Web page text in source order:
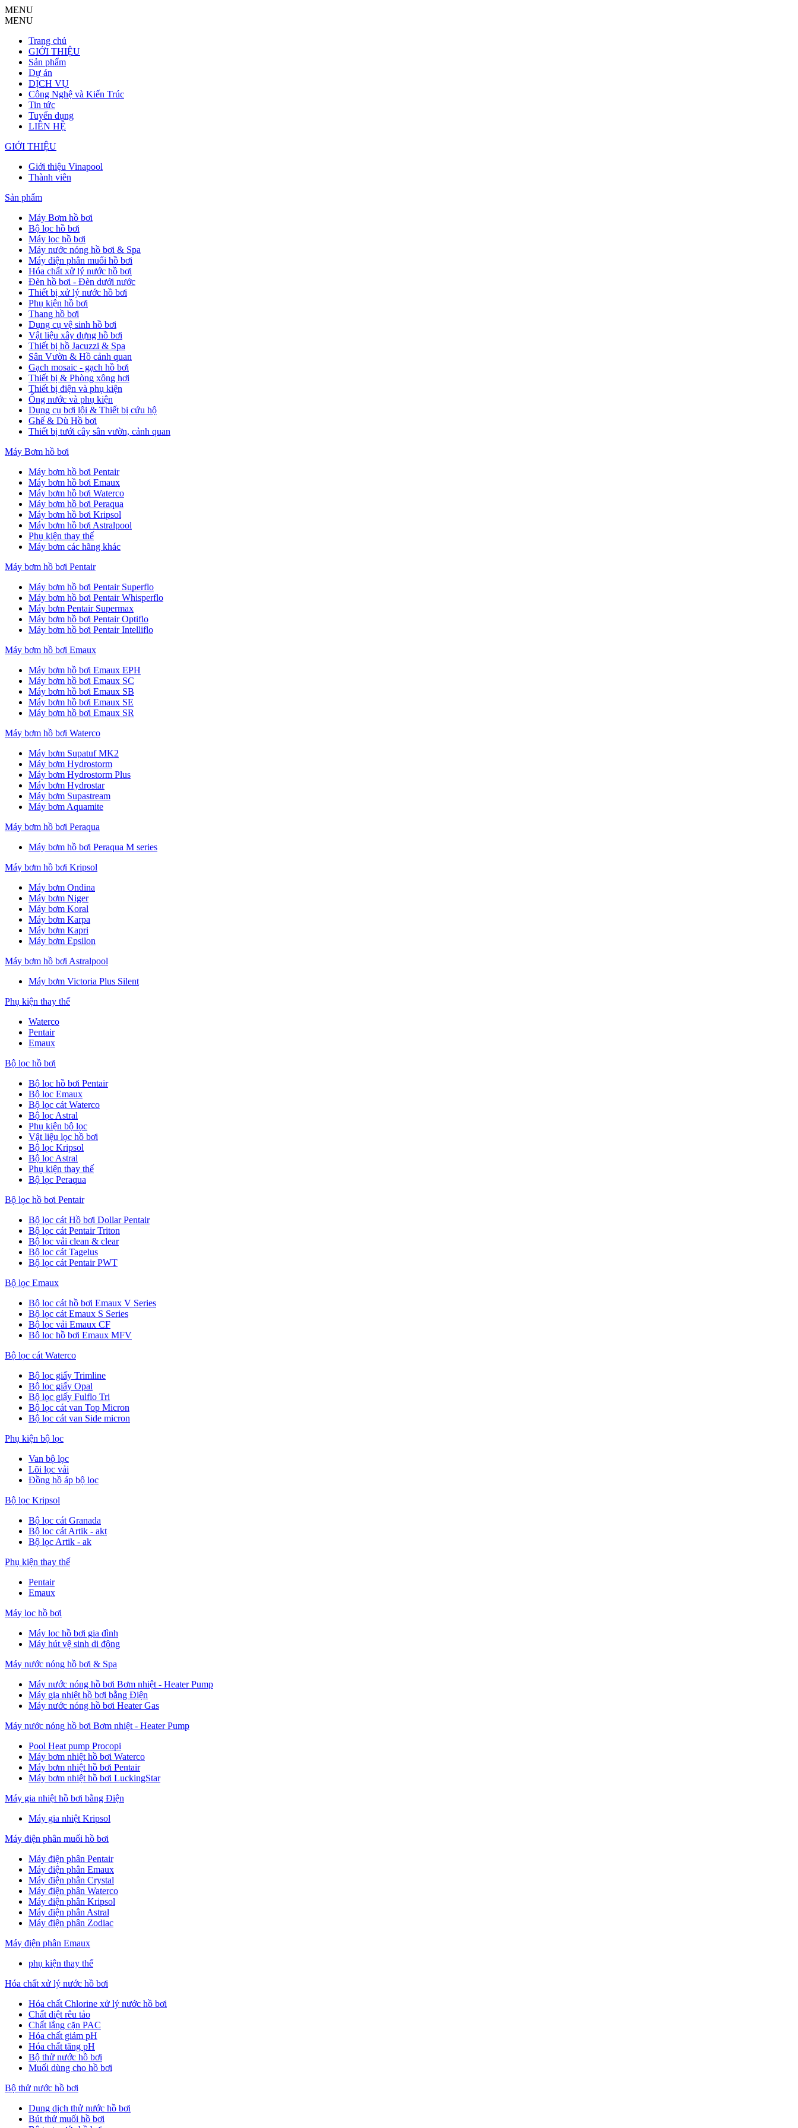
MENU
MENU
Trang chủ
GIỚI THIỆU
Sản phẩm
Dự án
DỊCH VỤ
Công Nghệ và Kiến Trúc
Tin tức
Tuyển dụng
LIÊN HỆ
GIỚI THIỆU
Giới thiệu Vinapool
Thành viên
Sản phẩm
Máy Bơm hồ bơi
Bộ lọc hồ bơi
Máy lọc hồ bơi
Máy nước nóng hồ bơi & Spa
Máy điện phân muối hồ bơi
Hóa chất xử lý nước hồ bơi
Đèn hồ bơi - Đèn dưới nước
Thiết bị xử lý nước hồ bơi
Phụ kiện hồ bơi
Thang hồ bơi
Dụng cụ vệ sinh hồ bơi
Vật liệu xây dựng hồ bơi
Thiết bị hồ Jacuzzi & Spa
Sân Vườn & Hồ cảnh quan
Gạch mosaic - gạch hồ bơi
Thiết bị & Phòng xông hơi
Thiết bị điện và phụ kiện
Ống nước và phụ kiện
Dụng cụ bơi lội & Thiết bị cứu hộ
Ghế & Dù Hồ bơi
Thiết bị tưới cây sân vườn, cảnh quan
Máy Bơm hồ bơi
Máy bơm hồ bơi Pentair
Máy bơm hồ bơi Emaux
Máy bơm hồ bơi Waterco
Máy bơm hồ bơi Peraqua
Máy bơm hồ bơi Kripsol
Máy bơm hồ bơi Astralpool
Phụ kiện thay thế
Máy bơm các hãng khác
Máy bơm hồ bơi Pentair
Máy bơm hồ bơi Pentair Superflo
Máy bơm hồ bơi Pentair Whisperflo
Máy bơm Pentair Supermax
Máy bơm hồ bơi Pentair Optiflo
Máy bơm hồ bơi Pentair Intelliflo
Máy bơm hồ bơi Emaux
Máy bơm hồ bơi Emaux EPH
Máy bơm hồ bơi Emaux SC
Máy bơm hồ bơi Emaux SB
Máy bơm hồ bơi Emaux SE
Máy bơm hồ bơi Emaux SR
Máy bơm hồ bơi Waterco
Máy bơm Supatuf MK2
Máy bơm Hydrostorm
Máy bơm Hydrostorm Plus
Máy bơm Hydrostar
Máy bơm Supastream
Máy bơm Aquamite
Máy bơm hồ bơi Peraqua
Máy bơm hồ bơi Peraqua M series
Máy bơm hồ bơi Kripsol
Máy bơm Ondina
Máy bơm Niger
Máy bơm Koral
Máy bơm Karpa
Máy bơm Kapri
Máy bơm Epsilon
Máy bơm hồ bơi Astralpool
Máy bơm Victoria Plus Silent
Phụ kiện thay thế
Waterco
Pentair
Emaux
Bộ lọc hồ bơi
Bộ lọc hồ bơi Pentair
Bộ lọc Emaux
Bộ lọc cát Waterco
Bộ lọc Astral
Phụ kiện bộ lọc
Vật liệu lọc hồ bơi
Bộ lọc Kripsol
Bộ lọc Astral
Phụ kiện thay thế
Bộ lọc Peraqua
Bộ lọc hồ bơi Pentair
Bộ lọc cát Hồ bơi Dollar Pentair
Bộ lọc cát Pentair Triton
Bộ lọc vải clean & clear
Bộ lọc cát Tagelus
Bộ lọc cát Pentair PWT
Bộ lọc Emaux
Bộ lọc cát hồ bơi Emaux V Series
Bộ lọc cát Emaux S Series
Bộ lọc vải Emaux CF
Bô lọc hồ bơi Emaux MFV
Bộ lọc cát Waterco
Bộ lọc giấy Trimline
Bộ lọc giấy Opal
Bộ lọc giấy Fulflo Tri
Bộ lọc cát van Top Micron
Bộ lọc cát van Side micron
Phụ kiện bộ lọc
Van bộ lọc
Lõi lọc vải
Đồng hồ áp bộ lọc
Bộ lọc Kripsol
Bộ lọc cát Granada
Bộ lọc cát Artik - akt
Bộ lọc Artik - ak
Phụ kiện thay thế
Pentair
Emaux
Máy lọc hồ bơi
Máy lọc hồ bơi gia đình
Máy hút vệ sinh di động
Máy nước nóng hồ bơi & Spa
Máy nước nóng hồ bơi Bơm nhiệt - Heater Pump
Máy gia nhiệt hồ bơi bằng Điện
Máy nước nóng hồ bơi Heater Gas
Máy nước nóng hồ bơi Bơm nhiệt - Heater Pump
Pool Heat pump Procopi
Máy bơm nhiệt hồ bơi Waterco
Máy bơm nhiệt hồ bơi Pentair
Máy bơm nhiệt hồ bơi LuckingStar
Máy gia nhiệt hồ bơi bằng Điện
Máy gia nhiệt Kripsol
Máy điện phân muối hồ bơi
Máy điện phân Pentair
Máy điện phân Emaux
Máy điện phân Crystal
Máy điện phân Waterco
Máy điện phân Kripsol
Máy điện phân Astral
Máy điện phân Zodiac
Máy điện phân Emaux
phụ kiện thay thế
Hóa chất xử lý nước hồ bơi
Hóa chất Chlorine xử lý nước hồ bơi
Chất diệt rêu tảo
Chất lắng cặn PAC
Hóa chất giảm pH
Hóa chất tăng pH
Bộ thử nước hồ bơi
Muối dùng cho hồ bơi
Bộ thử nước hồ bơi
Dung dịch thử nước hồ bơi
Bút thử muối hồ bơi